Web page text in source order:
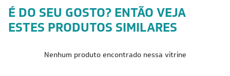
É DO SEU GOSTO? ENTÃO VEJA
ESTES PRODUTOS SIMILARES
Nenhum produto encontrado nessa vitrine